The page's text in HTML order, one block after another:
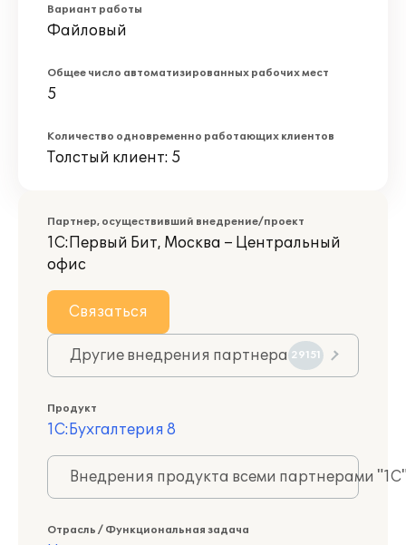
Вариант работы
Файловый
Общее число автоматизированных рабочих мест
5
Количество одновременно работающих клиентов
Толстый клиент: 5
Партнер, осуществивший внедрение/проект
1С:Первый Бит, Москва – Центральный
офис
Связаться
Другие внедрения партнера 29151
Продукт
1С:Бухгалтерия 8
Внедрения продукта всеми партнерами
Отрасль / Функциональная задача